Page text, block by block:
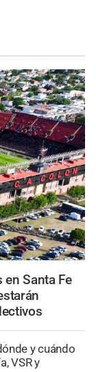
en Santa Fe
y cuándo
VSR y